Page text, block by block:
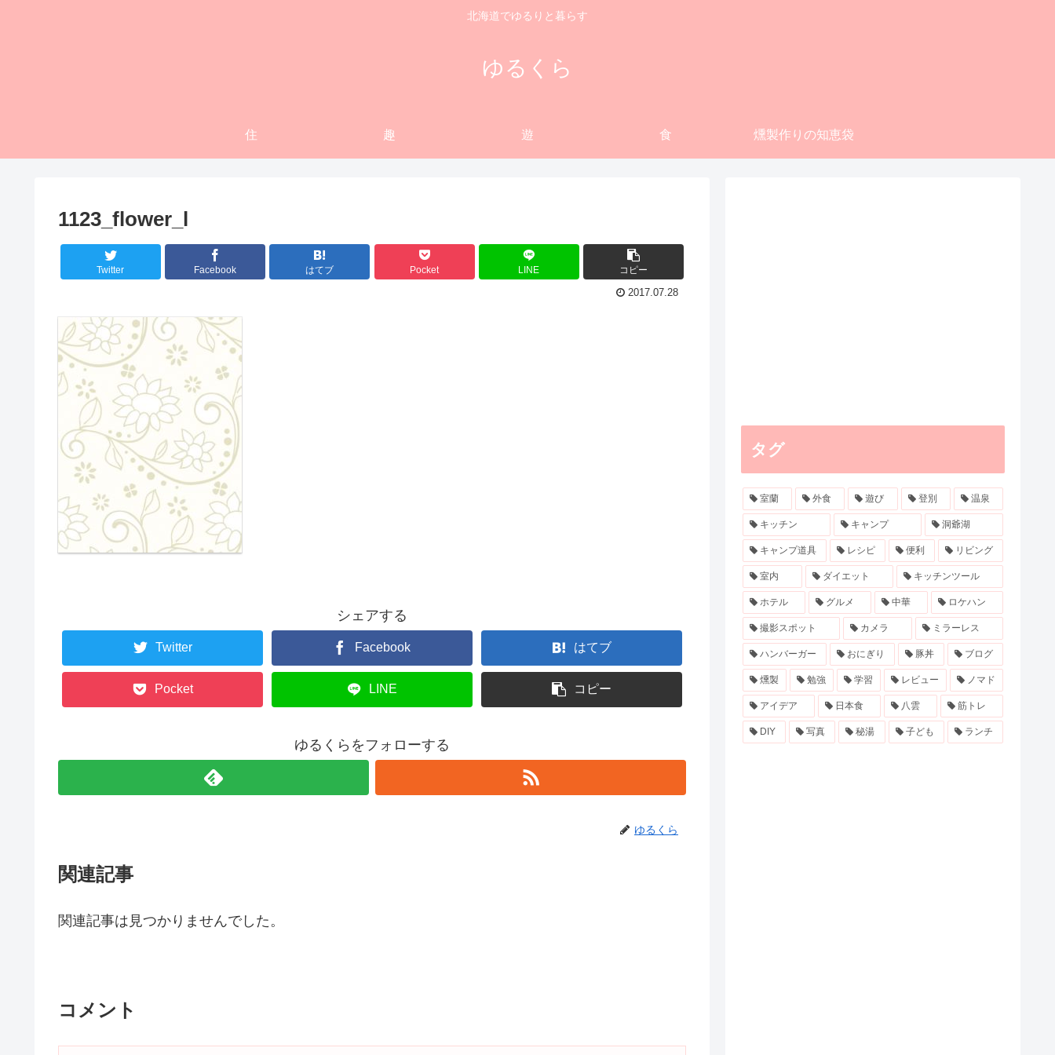
北海道でゆるりと暮らす
ゆるくら
住 趣 遊 食 燻製作りの知恵袋
1123_flower_l
Twitter Facebook はてブ Pocket LINE コピー
2017.07.28
シェアする
Twitter Facebook はてブ
Pocket LINE コピー
ゆるくらをフォローする
ゆるくら
関連記事
関連記事は見つかりませんでした。
コメント
タグ
室蘭 外食 遊び 登別 温泉
キッチン キャンプ 洞爺湖
キャンプ道具 レシピ 便利 リビング
室内 ダイエット キッチンツール
ホテル グルメ 中華 ロケハン
撮影スポット カメラ ミラーレス
ハンバーガー おにぎり 豚丼 ブログ
燻製 勉強 学習 レビュー ノマド
アイデア 日本食 八雲 筋トレ
DIY 写真 秘湯 子ども ランチ